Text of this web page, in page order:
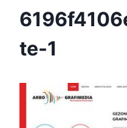
Te-1